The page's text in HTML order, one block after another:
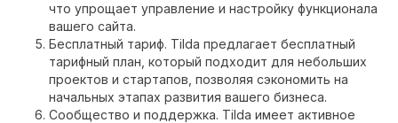
что упрощает управление и настройку функционала
вашего сайта.
Бесплатный тариф. Tilda предлагает бесплатный
тарифный план, который подходит для небольших
проектов и стартапов, позволяя сэкономить на
начальных этапах развития вашего бизнеса.
Сообщество и поддержка. Tilda имеет активное